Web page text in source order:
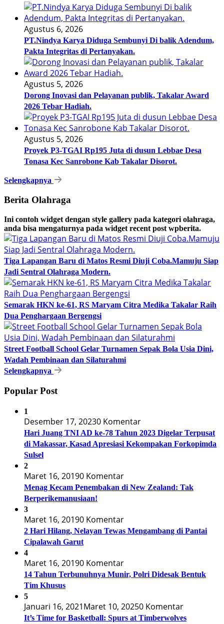
Agustus 6, 2026
PT.Nindya Karya Diduga Sembunyi Di balik Adendum,
Pakta Integritas di Pertanyakan.
Agustus 5, 2026
Dorong Inovasi dan Pelayanan publik, Takalar Award
2026 Tebar Hadiah.
Agustus 5, 2026
Proyek P3-TGAI Rp195 Juta di dusun Lebbae Desa
Tonasa Kec Sanrobone Kab Takalar Disorot.
Selengkapnya
Berita Olahraga
Ini contoh widget dengan style gallery pada kategori olahraga,
anda bisa mengaturnya pada widget recent post wpberita.
Tiga Lapangan Baru di Matos Resmi Diuji Coba.Mamuju Siap
Jadi Sentral Olahraga Modern.
Semarak HKN ke-61, RS Maryam Citra Medika Takalar Raih
Dua Penghargaan Bergengsi
Street Football School Gelar Turnamen Sepak Bola Usia Dini,
Wadah Pembinaan dan Silaturahmi
Selengkapnya
Popular Post
1
Desember 17, 20230 Komentar
Hari Juang TNI AD ke-78 Tahun 2023 Digelar Terpusat
di Makassar, Kasad Apresiasi Kekompakan Forkopimda
Sulsel
2
Maret 16, 20190 Komentar
Menag Kecam Penembakan di New Zealand: Tak
Berperikemanusiaan!
3
Maret 16, 20190 Komentar
2 Hari Hilang, Nelayan Tewas Mengambang di Pantai
Cipalawah Garut
4
Maret 16, 20190 Komentar
14 Tahun Terbunuhnya Munir, Polri Didesak Bentuk
Tim Khusus
5
Januari 16, 2021Maret 10, 20250 Komentar
It’s Time for Basketball: Spurs at Timberwolves